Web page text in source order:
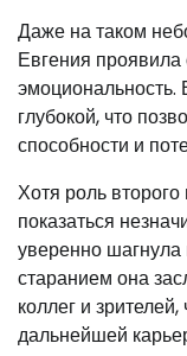
Даже на таком
Евгения проявила
глубокой, что
способности и
Хотя роль
показаться
уверенно
старанием она
коллег и
дальнейшей